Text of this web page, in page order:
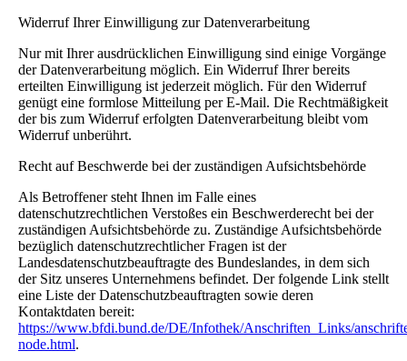
Widerruf Ihrer Einwilligung zur Datenverarbeitung
Nur mit Ihrer ausdrücklichen Einwilligung sind einige Vorgänge
der Datenverarbeitung möglich. Ein Widerruf Ihrer bereits
erteilten Einwilligung ist jederzeit möglich. Für den Widerruf
genügt eine formlose Mitteilung per E-Mail. Die Rechtmäßigkeit
der bis zum Widerruf erfolgten Datenverarbeitung bleibt vom
Widerruf unberührt.
Recht auf Beschwerde bei der zuständigen Aufsichtsbehörde
Als Betroffener steht Ihnen im Falle eines
datenschutzrechtlichen Verstoßes ein Beschwerderecht bei der
zuständigen Aufsichtsbehörde zu. Zuständige Aufsichtsbehörde
bezüglich datenschutzrechtlicher Fragen ist der
Landesdatenschutzbeauftragte des Bundeslandes, in dem sich
der Sitz unseres Unternehmens befindet. Der folgende Link stellt
eine Liste der Datenschutzbeauftragten sowie deren
Kontaktdaten bereit:
https://www.bfdi.bund.de/DE/Infothek/Anschriften_Links/
node.html.